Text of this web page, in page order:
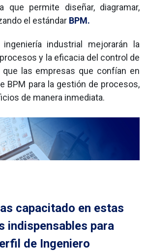
que permite diseñar, diagramar,
el estándar BPM.
industrial mejorarán la
y la eficacia del control de
que las empresas que confían en
BPM para la gestión de procesos,
de manera inmediata.
capacitado en estas
indispensables para
de Ingeniero